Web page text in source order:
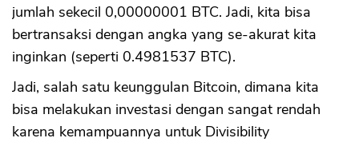
jumlah sekecil 0,00000001 BTC. Jadi, kita bisa
bertransaksi dengan angka yang se-akurat kita
inginkan (seperti 0.4981537 BTC).
Jadi, salah satu keunggulan Bitcoin, dimana kita
bisa melakukan investasi dengan sangat rendah
karena kemampuannya untuk Divisibility